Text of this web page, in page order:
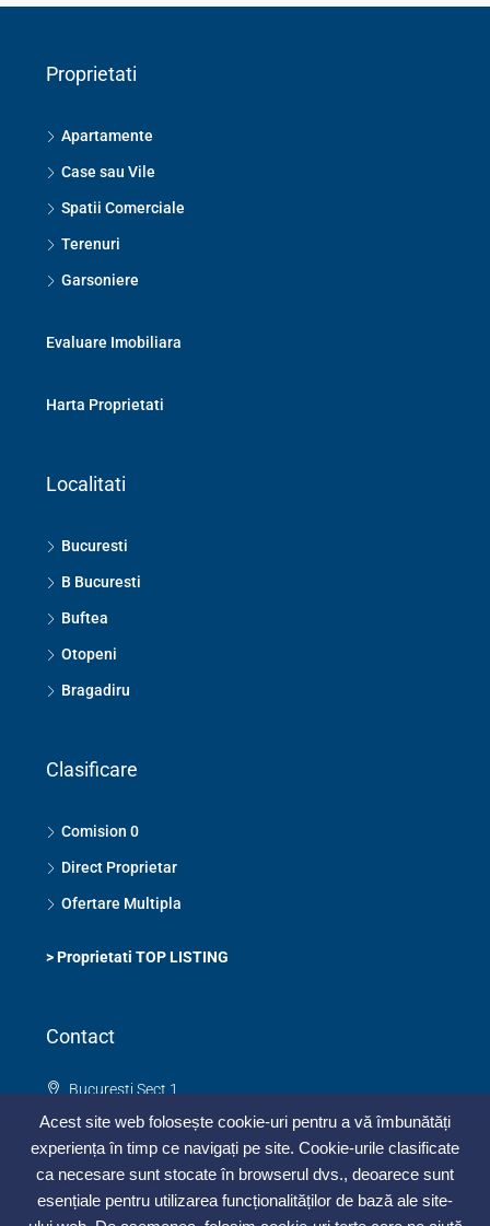
Acest site web folosește cookie-uri pentru a vă îmbunătăți
experiența în timp ce navigați pe site. Cookie-urile clasificate
ca necesare sunt stocate în browserul dvs., deoarece sunt
esențiale pentru utilizarea funcționalităților de bază ale site-
Proprietati
Apartamente
Case sau Vile
Spatii Comerciale
Terenuri
Garsoniere
Evaluare Imobiliara
Harta Proprietati
Localitati
Bucuresti
B Bucuresti
Buftea
Otopeni
Bragadiru
Clasificare
Comision 0
Direct Proprietar
Ofertare Multipla
>Proprietati TOP LISTING
Contact
Bucuresti Sect 1
0748 325 273
contact@topimobiliar.ro